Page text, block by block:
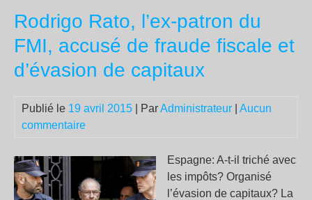
Rodrigo Rato, l’ex-patron du
FMI, accusé de fraude fiscale et
d’évasion de capitaux
Publié le 19 avril 2015 | ParAdministrateur
Aucun
commentaire
Espagne: A-t-il triché avec
les impôts? Organisé
l’évasion de capitaux? La